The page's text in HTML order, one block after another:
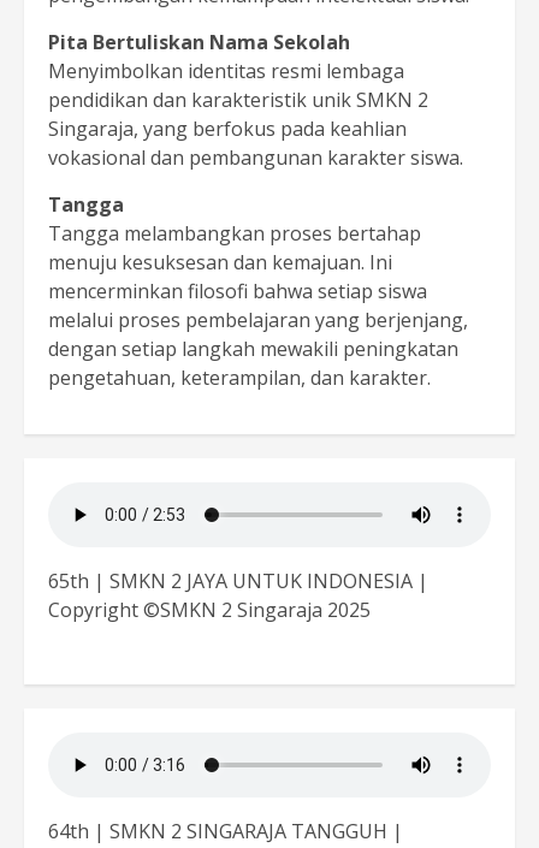
Pita Bertuliskan Nama Sekolah
Menyimbolkan identitas resmi lembaga
pendidikan dan karakteristik unik SMKN 2
Singaraja, yang berfokus pada keahlian
vokasional dan pembangunan karakter siswa.
Tangga
Tangga melambangkan proses bertahap
menuju kesuksesan dan kemajuan. Ini
mencerminkan filosofi bahwa setiap siswa
melalui proses pembelajaran yang berjenjang,
dengan setiap langkah mewakili peningkatan
pengetahuan, keterampilan, dan karakter.
65th | SMKN 2 JAYA UNTUK INDONESIA |
Copyright ©SMKN 2 Singaraja 2025
64th | SMKN 2 SINGARAJA TANGGUH |